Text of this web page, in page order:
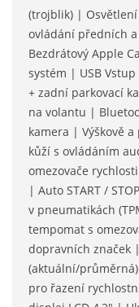
(trojblik) |
ovládání předních
Bezdrátový Apple
systém | USB
+ zadní parkovací
na volantu |
kamera | Výškově
kůží s ovládáním
omezovače
| Auto START /
v pneumatikách
tempomat s
dopravních značek
(aktuální/
pro řazení